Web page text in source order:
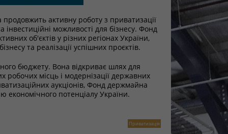
активну роботу з приватизації
можливості для бізнесу. Фонд
об'єктів у різних регіонах України,
та реалізації успішних проєктів.
бюджету. Вона відкриває шлях для
робочих місць і модернізації державних
аукціонів, Фонд держмайна
економічного потенціалу України.
Приватизація